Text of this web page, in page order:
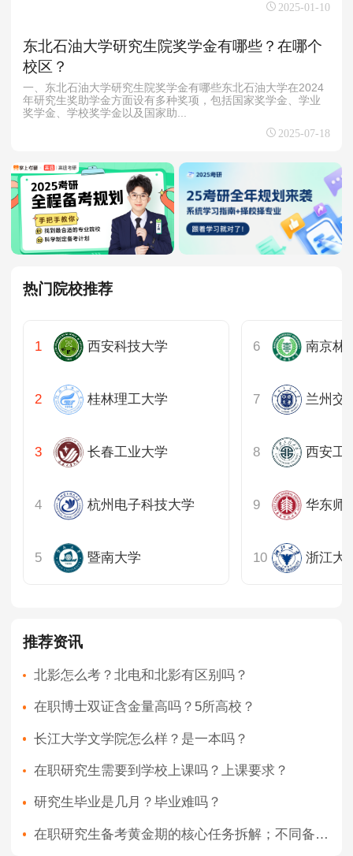
2025-01-10
东北石油大学研究生院奖学金有哪些？在哪个
校区？
一、东北石油大学研究生院奖学金有哪些东北石油大学在2024
年研究生奖助学金方面设有多种奖项，包括国家奖学金、学业
奖学金、学校奖学金以及国家助...
2025-07-18
热门院校推荐
西安科技大学
桂林理工大学
长春工业大学
杭州电子科技大学
暨南大学
南京林
兰州交
西安工
华东师
推荐资讯
北影怎么考？北电和北影有区别吗？
在职博士双证含金量高吗？5所高校？
长江大学文学院怎么样？是一本吗？
在职研究生需要到学校上课吗？上课要求？
研究生毕业是几月？毕业难吗？
在职研究生备考黄金期的核心任务拆解；不同备考项目的在职研究生备考黄金期策略适配